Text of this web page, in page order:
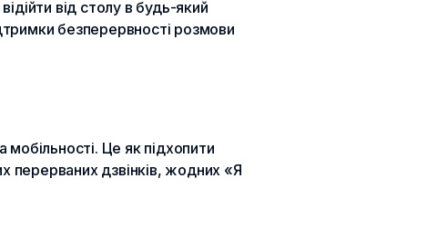
від столу в будь-який
безперервності розмови
Це як підхопити
перерваних дзвінків, жодних «Я